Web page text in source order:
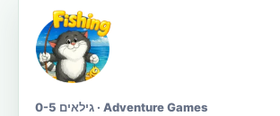
גילאים 0-5 · Adventure Games